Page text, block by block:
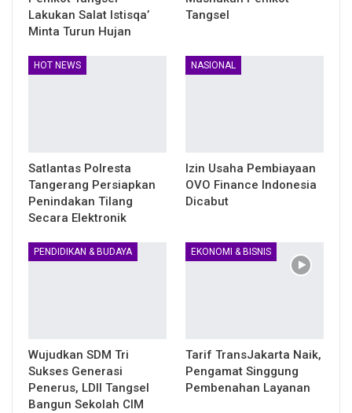
Lakukan Salat Istisqa’
Minta Turun Hujan
Tangsel
HOT NEWS
Satlantas Polresta
Tangerang Persiapkan
Penindakan Tilang
Secara Elektronik
NASIONAL
Izin Usaha Pembiayaan
OVO Finance Indonesia
Dicabut
PENDIDIKAN & BUDAYA
Wujudkan SDM Tri
Sukses Generasi
Penerus, LDII Tangsel
Bangun Sekolah CIM
EKONOMI & BISNIS
Tarif TransJakarta Naik,
Pengamat Singgung
Pembenahan Layanan